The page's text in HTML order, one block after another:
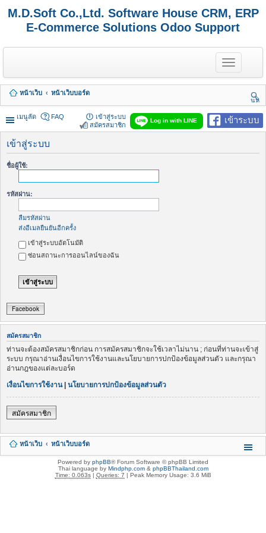
M.D.Soft Co.,Ltd. Software House CRM, ERP
E-Commerce Solutions Odoo Support
T
o
g
e
n
a
v
g
หน้าเว็บ
หน้าเว็บบอร์ด
นห
า
เมนูลัด
เข้าระบบ
Log in with LINE
FAQ
เข้าสู่ระบบ
สมัครสมาชิก
เข้าสู่ระบบ
ชื่อผู้ใช้:
รหัสผ่าน:
ลืมรหัสผ่าน
ส่งอีเมลยืนยันอีกครั้ง
เข้าสู่ระบบอัตโนมัติ
ซ่อนสถานะการออนไลน์ของฉัน
Facebook
สมัครสมาชิก
ท่านจะต้องสมัครสมาชิกก่อน การสมัครสมาชิกจะใช้เวลาไม่นาน ; ก่อนที่ท่านจะเข้าสู่
ระบบ กรุณาอ่านเงื่อนไขการใช้งานและนโยบายการปกป้องข้อมูลส่วนตัว และกรุณา
อ่านกฎของแต่ละบอร์ด
เงื่อนไขการใช้งาน| นโยบายการปกป้องข้อมูลส่วนตัว
สมัครสมาชิก
หน้าเว็บ หน้าเว็บบอร์ด
Powered by phpBB® Forum Software © phpBB Limited
Thai language by Mindphp.com& phpBBThailand.com
Time: 0.063s| Queries: 7 | Peak Memory Usage: 3.6 MiB